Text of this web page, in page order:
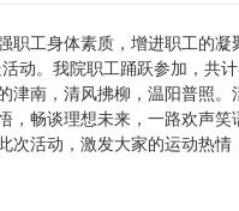
职工身体素质，增进职工的
动。我院职工踊跃参加，共
津南，清风拂柳，温阳普照
，畅谈理想未来，一路欢声笑
次活动，激发大家的运动热情